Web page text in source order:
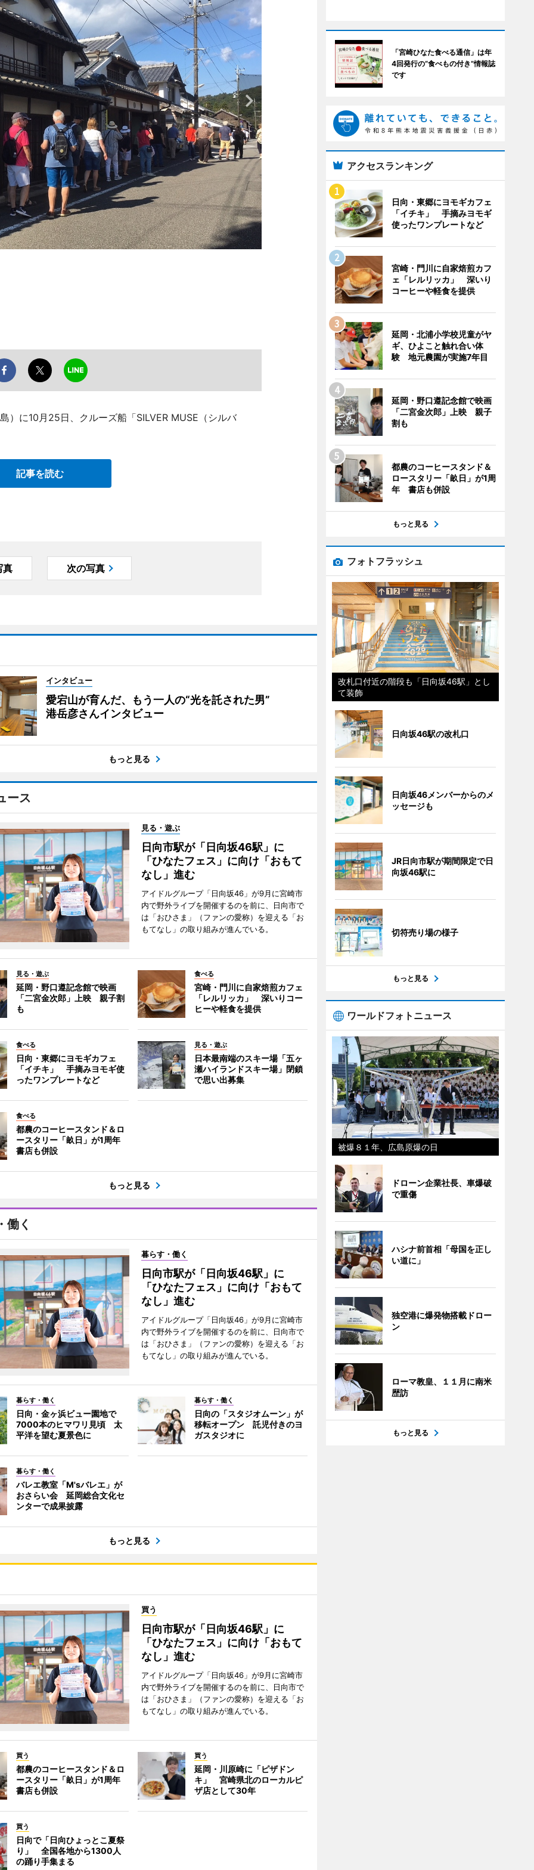
）に10月25日、クルーズ船「SILVER MUSE（シルバ
記事を読む
真 次の写真
インタビュー
愛宕山が育んだ、もう一人の“光を託された男”
港岳彦さんインタビュー
もっと見る
ース
見る・遊ぶ
日向市駅が「日向坂46駅」に
「ひなたフェス」に向け「おもて
なし」進む
アイドルグループ「日向坂46」が9月に宮崎市
内で野外ライブを開催するのを前に、日向市で
は「おひさま」（ファンの愛称）を迎える「お
もてなし」の取り組みが進んでいる。
見る・遊ぶ
延岡・野口遵記念館で映画
「二宮金次郎」上映 親子割
も
食べる
宮崎・門川に自家焙煎カフェ
「レルリッカ」 深いりコー
ヒーや軽食を提供
食べる
日向・東郷にヨモギカフェ
「イチキ」 手摘みヨモギ使
ったワンプレートなど
見る・遊ぶ
日本最南端のスキー場「五ヶ
瀬ハイランドスキー場」閉鎖
で思い出募集
食べる
都農のコーヒースタンド＆ロ
ースタリー「畝日」が1周年
書店も併設
もっと見る
働く
暮らす・働く
日向市駅が「日向坂46駅」に
「ひなたフェス」に向け「おもて
なし」進む
アイドルグループ「日向坂46」が9月に宮崎市
内で野外ライブを開催するのを前に、日向市で
は「おひさま」（ファンの愛称）を迎える「お
もてなし」の取り組みが進んでいる。
暮らす・働く
日向・金ヶ浜ビュー園地で
7000本のヒマワリ見頃 太
平洋を望む夏景色に
暮らす・働く
日向の「スタジオムーン」が
移転オープン 託児付きのヨ
ガスタジオに
暮らす・働く
バレエ教室「M'sバレエ」が
おさらい会 延岡総合文化セ
ンターで成果披露
もっと見る
買う
日向市駅が「日向坂46駅」に
「ひなたフェス」に向け「おもて
なし」進む
アイドルグループ「日向坂46」が9月に宮崎市
内で野外ライブを開催するのを前に、日向市で
は「おひさま」（ファンの愛称）を迎える「お
もてなし」の取り組みが進んでいる。
買う
都農のコーヒースタンド＆ロ
ースタリー「畝日」が1周年
書店も併設
買う
延岡・川原崎に「ピザドン
キ」 宮崎県北のローカルピ
ザ店として30年
買う
日向で「日向ひょっとこ夏祭
り」 全国各地から1300人
の踊り手集まる
「宮崎ひなた食べる通信」は年
4回発行の“食べもの付き”情報誌
です
アクセスランキング
日向・東郷にヨモギカフェ
「イチキ」 手摘みヨモギ
使ったワンプレートなど
宮崎・門川に自家焙煎カフ
ェ「レルリッカ」 深いり
コーヒーや軽食を提供
延岡・北浦小学校児童がヤ
ギ、ひよこと触れ合い体
験 地元農園が実施7年目
延岡・野口遵記念館で映画
「二宮金次郎」上映 親子
割も
都農のコーヒースタンド＆
ロースタリー「畝日」が1周
年 書店も併設
もっと見る
フォトフラッシュ
改札口付近の階段も「日向坂46駅」とし
て装飾
日向坂46駅の改札口
日向坂46メンバーからのメ
ッセージも
JR日向市駅が期間限定で日
向坂46駅に
切符売り場の様子
もっと見る
ワールドフォトニュース
被爆８１年、広島原爆の日
ドローン企業社長、車爆破
で重傷
ハシナ前首相「母国を正し
い道に」
独空港に爆発物搭載ドロー
ン
ローマ教皇、１１月に南米
歴訪
もっと見る